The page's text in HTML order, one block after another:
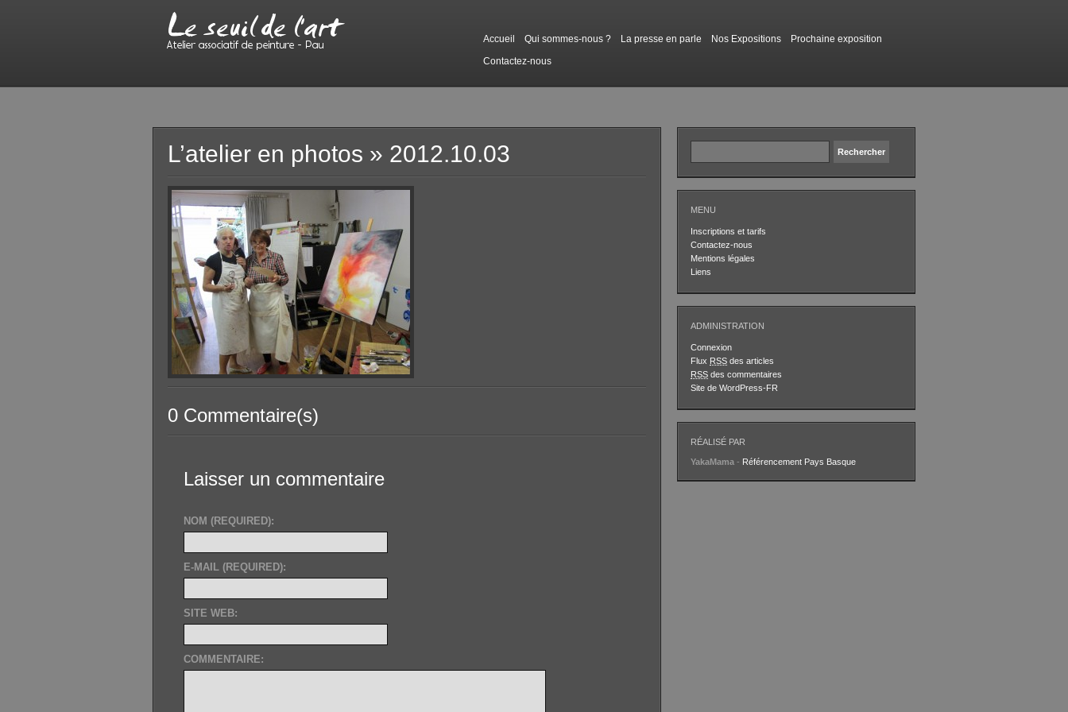
Accueil Qui sommes-nous ? La presse en parle Nos Expositions
Prochaine exposition
Contactez-nous
L’atelier en photos » 2012.10.03
0 Commentaire(s)
Laisser un commentaire
NOM (REQUIRED):
E-MAIL (REQUIRED):
SITE WEB:
COMMENTAIRE:
MENU
Inscriptions et tarifs
Contactez-nous
Mentions légales
Liens
ADMINISTRATION
Connexion
Flux RSS des articles
RSS des commentaires
Site de WordPress-FR
RÉALISÉ PAR
YakaMama - Référencement Pays Basque